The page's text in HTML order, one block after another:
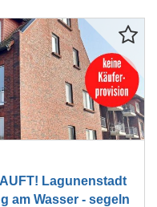
Lagunenstadt
am Wasser - segeln